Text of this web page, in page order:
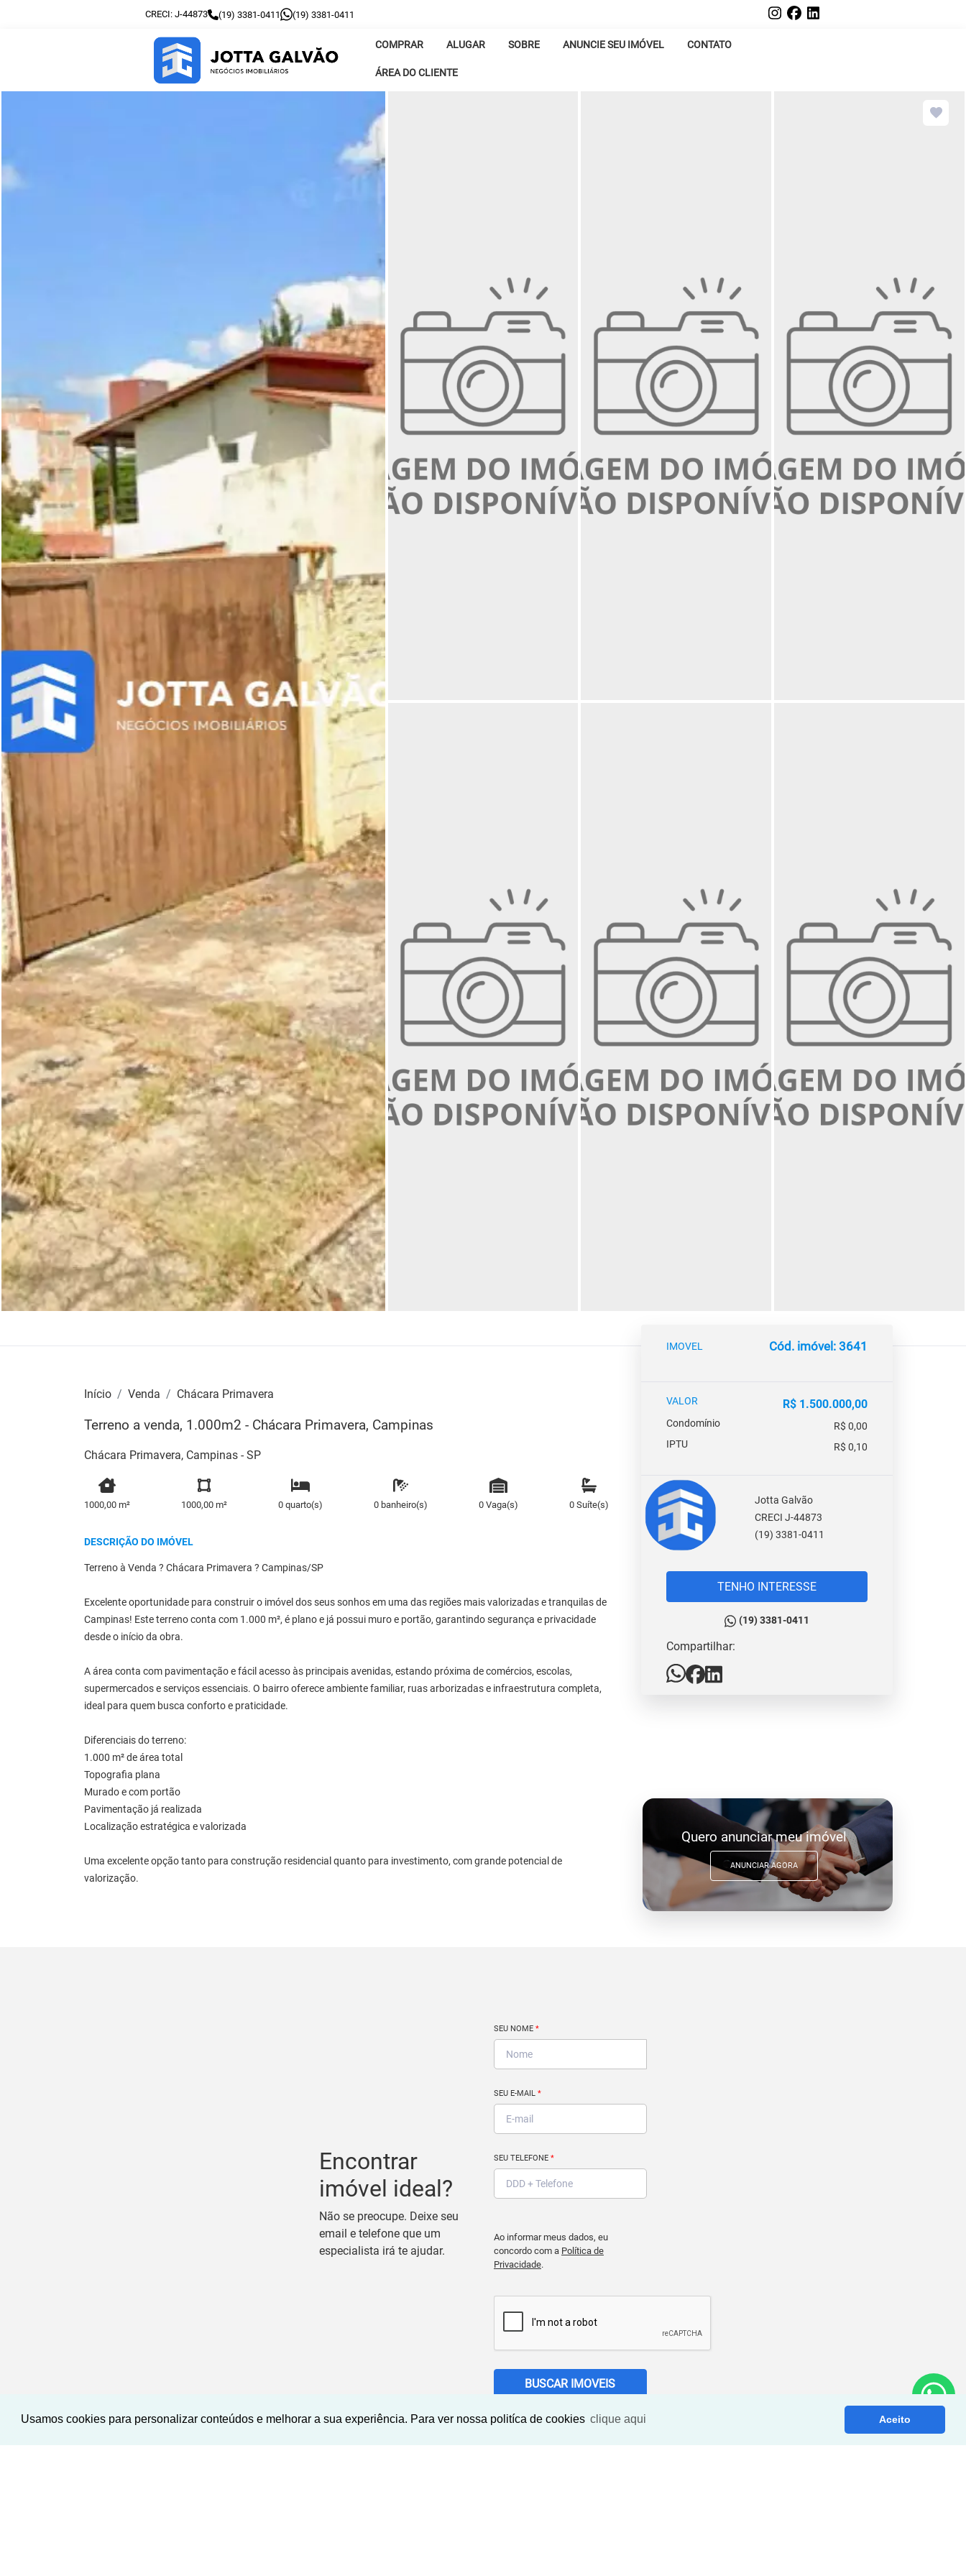
Usamos cookies para personalizar conteúdos e melhorar a sua experiência. Para ver nossa politíca de cookies clique aqui Aceito
CRECI: J-44873 (19) 3381-0411 (19) 3381-0411
COMPRAR ALUGAR SOBRE ANUNCIE SEU IMÓVEL CONTATO
ÁREA DO CLIENTE
Início Venda Chácara Primavera
Terreno a venda, 1.000m2 - Chácara Primavera, Campinas
Chácara Primavera, Campinas - SP
1000,00 m² 1000,00 m² 0 quarto(s) 0 banheiro(s) 0 Vaga(s) 0 Suíte(s)
DESCRIÇÃO DO IMÓVEL
Terreno à Venda ? Chácara Primavera ? Campinas/SP
Excelente oportunidade para construir o imóvel dos seus sonhos em uma das regiões mais valorizadas e tranquilas de
Campinas! Este terreno conta com 1.000 m², é plano e já possui muro e portão, garantindo segurança e privacidade
desde o início da obra.
A área conta com pavimentação e fácil acesso às principais avenidas, estando próxima de comércios, escolas,
supermercados e serviços essenciais. O bairro oferece ambiente familiar, ruas arborizadas e infraestrutura completa,
ideal para quem busca conforto e praticidade.
Diferenciais do terreno:
1.000 m² de área total
Topografia plana
Murado e com portão
Pavimentação já realizada
Localização estratégica e valorizada
Uma excelente opção tanto para construção residencial quanto para investimento, com grande potencial de
valorização.
IMOVEL Cód. imóvel: 3641
VALOR R$ 1.500.000,00
Condomínio
R$ 0,00
IPTU
R$ 0,10
Jotta Galvão
CRECI J-44873
(19) 3381-0411
TENHO INTERESSE
(19) 3381-0411
Compartilhar:
Quero anunciar meu imóvel
ANUNCIAR AGORA
Encontrar
imóvel ideal?
Não se preocupe. Deixe seu
email e telefone que um
especialista irá te ajudar.
SEU NOME *
SEU E-MAIL *
SEU TELEFONE *
Ao informar meus dados, eu
concordo com a Política de
Privacidade.
BUSCAR IMOVEIS